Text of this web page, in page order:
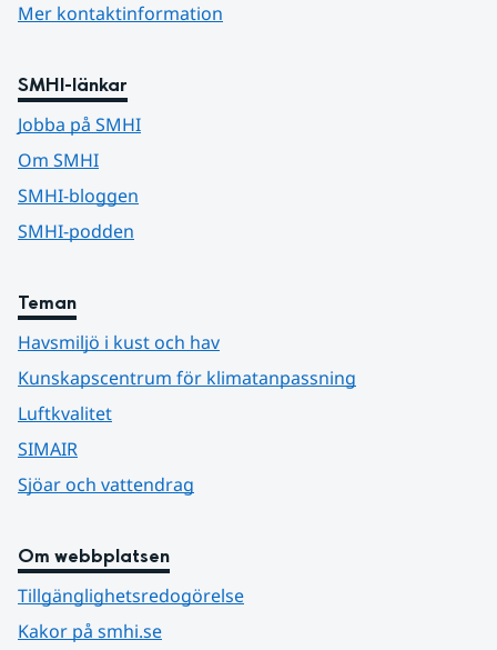
Mer kontaktinformation
SMHI-länkar
Jobba på SMHI
Om SMHI
SMHI-bloggen
SMHI-podden
Teman
Havsmiljö i kust och hav
Kunskapscentrum för klimatanpassning
Luftkvalitet
SIMAIR
Sjöar och vattendrag
Om webbplatsen
Tillgänglighetsredogörelse
Kakor på smhi.se